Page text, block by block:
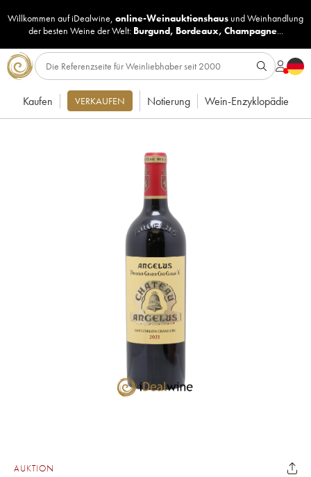
Willkommen auf iDealwine, online-Weinauktionshaus undWeinhandlung
der besten Weine der Welt: Burgund, Bordeaux, Champagne...
Kaufen VERKAUFEN Notierung Wein-Enzyklopädie
AUKTION